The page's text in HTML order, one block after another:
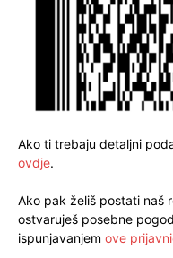
Ako ti trebaju detaljni
ovdje.
Ako pak želiš postati naš
ostvaruješ posebne
ispunjavanjem ove